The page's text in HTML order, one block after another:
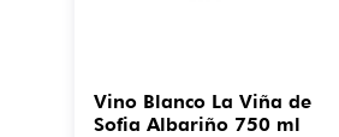
Vino Blanco La Viña de
Sofia Albariño 750 ml